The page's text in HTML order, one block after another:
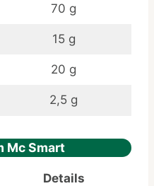
70 g
15 g
20 g
2,5 g
Mc Smart
Details